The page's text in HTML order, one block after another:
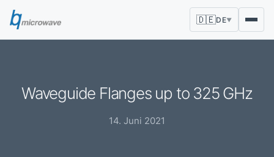
🇩🇪DE▼
Waveguide Flanges up to 325 GHz
14. Juni 2021